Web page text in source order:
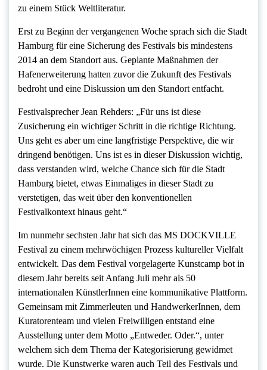
zu einem Stück Weltliteratur.
Erst zu Beginn der vergangenen Woche sprach sich die Stadt
Hamburg für eine Sicherung des Festivals bis mindestens
2014 an dem Standort aus. Geplante Maßnahmen der
Hafenerweiterung hatten zuvor die Zukunft des Festivals
bedroht und eine Diskussion um den Standort entfacht.
Festivalsprecher Jean Rehders: „Für uns ist diese
Zusicherung ein wichtiger Schritt in die richtige Richtung.
Uns geht es aber um eine langfristige Perspektive, die wir
dringend benötigen. Uns ist es in dieser Diskussion wichtig,
dass verstanden wird, welche Chance sich für die Stadt
Hamburg bietet, etwas Einmaliges in dieser Stadt zu
verstetigen, das weit über den konventionellen
Festivalkontext hinaus geht.“
Im nunmehr sechsten Jahr hat sich das MS DOCKVILLE
Festival zu einem mehrwöchigen Prozess kultureller Vielfalt
entwickelt. Das dem Festival vorgelagerte Kunstcamp bot in
diesem Jahr bereits seit Anfang Juli mehr als 50
internationalen KünstlerInnen eine kommunikative Plattform.
Gemeinsam mit Zimmerleuten und HandwerkerInnen, dem
Kuratorenteam und vielen Freiwilligen entstand eine
Ausstellung unter dem Motto „Entweder. Oder.“, unter
welchem sich dem Thema der Kategorisierung gewidmet
wurde. Die Kunstwerke waren auch Teil des Festivals und